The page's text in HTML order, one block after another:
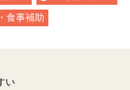
食事補助
い